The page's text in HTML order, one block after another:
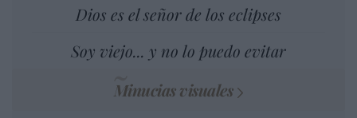
Dios es el señor de los eclipses
Soy viejo... y no lo puedo evitar
Minucias visuales